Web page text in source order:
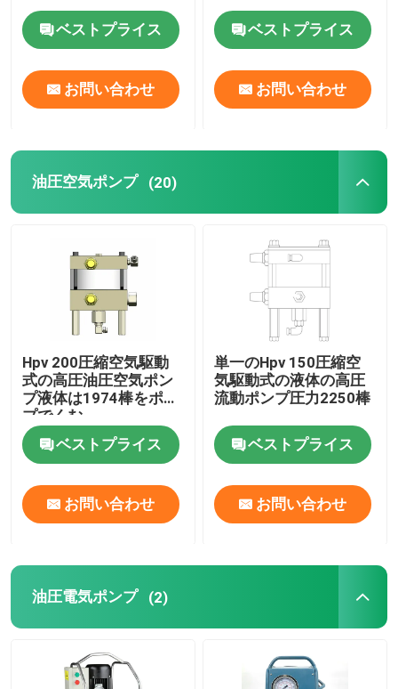
油圧部品
ガス探知器用具
2つの打撃のディーゼル機関の部品
ベストプライス
お問い合わせ
ベストプライス
お問い合わせ
油圧空気ポンプ (20)
Hpv 200圧縮空気駆動
式の高圧油圧空気ポン
プ液体は1974棒をポン
プでくむ
ベストプライス
お問い合わせ
単一のHpv 150圧縮空
気駆動式の液体の高圧
流動ポンプ圧力2250棒
ベストプライス
お問い合わせ
油圧電気ポンプ (2)